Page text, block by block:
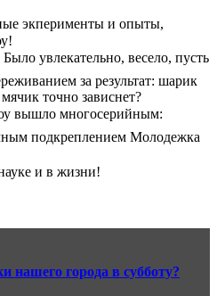
экперименты и опыты,
Было увлекательно, весело, пусть
за результат: шарик
точно зависнет?
вышло многосерийным:
подкреплением Молодежка
и в жизни!
города в субботу?